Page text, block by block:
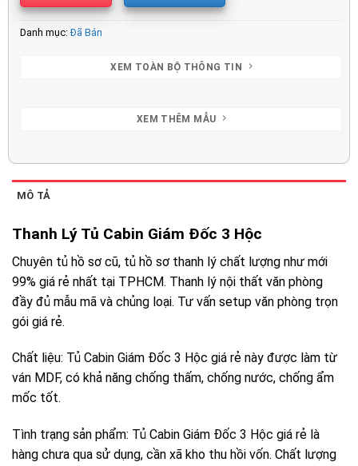
Danh mục:Đã Bán
XEM TOÀN BỘ THÔNG TIN
XEM THÊM MẪU
MÔ TẢ
Thanh Lý Tủ Cabin Giám Đốc 3 Hộc
Chuyên tủ hồ sơ cũ, tủ hồ sơ thanh lý chất lượng như mới
99% giá rẻ nhất tại TPHCM. Thanh lý nội thất văn phòng
đầy đủ mẫu mã và chủng loại. Tư vấn setup văn phòng trọn
gói giá rẻ.
Chất liệu: Tủ Cabin Giám Đốc 3 Hộc giá rẻ này được làm từ
ván MDF, có khả năng chống thấm, chống nước, chống ẩm
mốc tốt.
Tình trạng sản phẩm: Tủ Cabin Giám Đốc 3 Hộc giá rẻ là
hàng chưa qua sử dụng, cần xã kho thu hồi vốn. Chất lượng